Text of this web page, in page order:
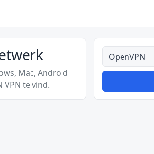
Mac, Android
VPN te vind.
Alle tipes